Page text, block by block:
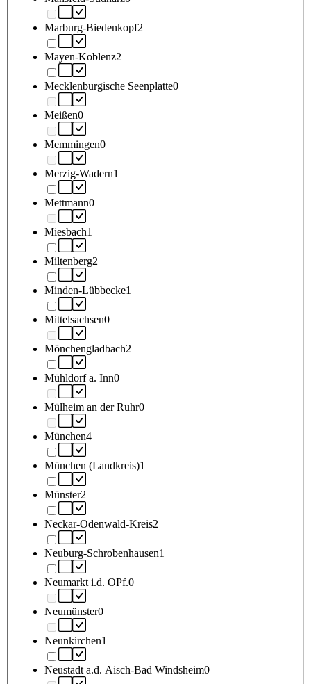
Marburg-Biedenkopf2
Mayen-Koblenz2
Mecklenburgische Seenplatte0
Meißen0
Memmingen0
Merzig-Wadern1
Mettmann0
Miesbach1
Miltenberg2
Minden-Lübbecke1
Mittelsachsen0
Mönchengladbach2
Mühldorf a. Inn0
Mülheim an der Ruhr0
München4
München (Landkreis)1
Münster2
Neckar-Odenwald-Kreis2
Neuburg-Schrobenhausen1
Neumarkt i.d. OPf.0
Neumünster0
Neunkirchen1
Neustadt a.d. Aisch-Bad Windsheim0